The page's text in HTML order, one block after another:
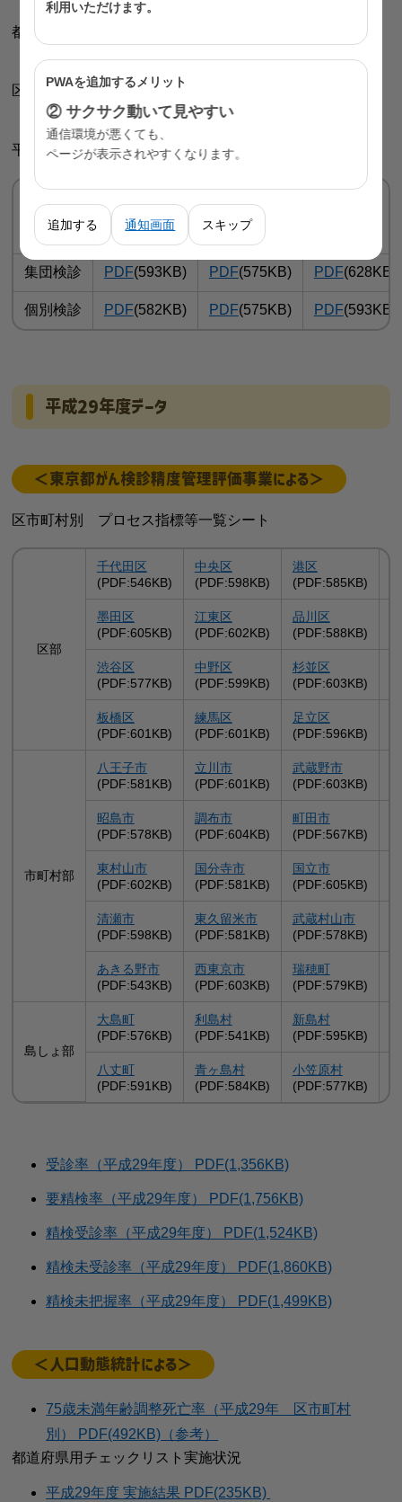
別）PDF (491KB)（参考）
都道府県用チェックリスト実施状況
区市町村用チェックリスト実施状況
平成30年度 結果の評価等 PDF(1.41MB)
平成30年度 各区市町村のチェックリスト調査回答一覧
エックス線
内視鏡
集団検診 PDF(593KB) PDF(575KB) PDF(628KB)
個別検診 PDF(582KB) PDF(575KB) PDF(593KB)
平成29年度データ
＜東京都がん検診精度管理評価事業による＞
区市町村別 プロセス指標等一覧シート
区部
千代田区
(PDF:546KB)
中央区
(PDF:598KB)
港区
(PDF:585KB)
墨田区
(PDF:605KB)
江東区
(PDF:602KB)
品川区
(PDF:588KB)
渋谷区
(PDF:577KB)
中野区
(PDF:599KB)
杉並区
(PDF:603KB)
板橋区
(PDF:601KB)
練馬区
(PDF:601KB)
足立区
(PDF:596KB)
市町村部
八王子市
(PDF:581KB)
立川市
(PDF:601KB)
武蔵野市
(PDF:603KB)
昭島市
(PDF:578KB)
調布市
(PDF:604KB)
町田市
(PDF:567KB)
東村山市
(PDF:602KB)
国分寺市
(PDF:581KB)
国立市
(PDF:605KB)
清瀬市
(PDF:598KB)
東久留米市
(PDF:581KB)
武蔵村山市
(PDF:578KB)
あきる野市
(PDF:543KB)
西東京市
(PDF:603KB)
瑞穂町
(PDF:579KB)
島しょ部
大島町
(PDF:576KB)
利島村
(PDF:541KB)
新島村
(PDF:595KB)
八丈町
(PDF:591KB)
青ヶ島村
(PDF:584KB)
小笠原村
(PDF:577KB)
受診率（平成29年度） PDF(1,356KB)
要精検率（平成29年度） PDF(1,756KB)
精検受診率（平成29年度） PDF(1,524KB)
精検未受診率（平成29年度） PDF(1,860KB)
精検未把握率（平成29年度） PDF(1,499KB)
＜人口動態統計による＞
75歳未満年齢調整死亡率（平成29年 区市町村
別） PDF(492KB)（参考）
都道府県用チェックリスト実施状況
平成29年度 実施結果 PDF(235KB)
利用いただけます。
PWAを追加するメリット
② サクサク動いて見やすい
通信環境が悪くても、
ページが表示されやすくなります。
追加する 通知画面 スキップ